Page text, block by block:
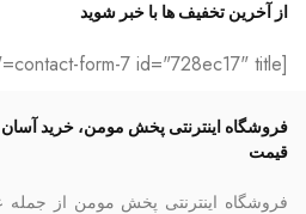
از آخرین تخفیف ها با خبر شوید
[contact-form-7 id="728ec17" title="فرم تماس فوتر"]
فروشگاه اینترنتی پخش مومن، خرید آسان
قیمت
فروشگاه اینترنتی پخش مومن از جمله